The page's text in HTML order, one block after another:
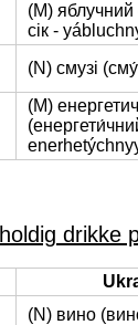
(M) яблучний
сік -
(N) смузі
(M)
drikke
(N) вино